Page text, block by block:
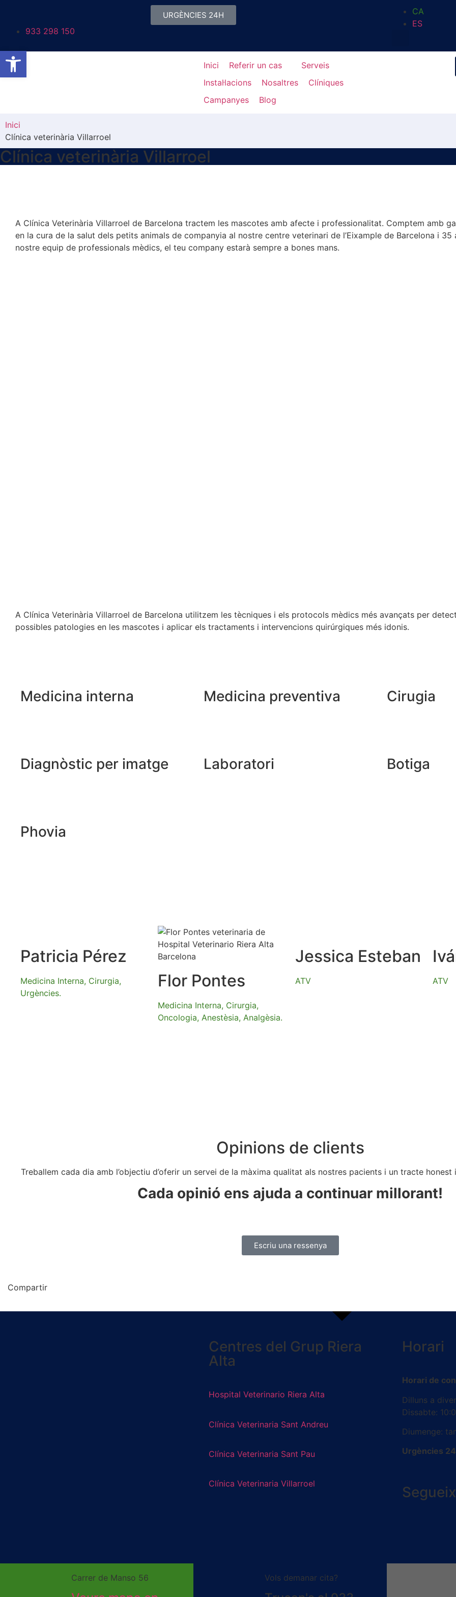
URGÈNCIES 24H
933 298 150
CA
ES
Inici Referir un cas
Serveis
Instal·lacions
Nosaltres
Clíniques
Campanyes
Blog
Inici
Clínica veterinària Villarroel
Clínica veterinària Villarroel
A Clínica Veterinària Villarroel de Barcelona tractem les mascotes amb afecte i professionalitat. Comptem amb
en la cura de la salut dels petits animals de companyia al nostre centre veterinari de l’Eixample de Barcelona i 35
nostre equip de professionals mèdics, el teu company estarà sempre a bones mans.
A Clínica Veterinària Villarroel de Barcelona utilitzem les tècniques i els protocols mèdics més avançats per
possibles patologies en les mascotes i aplicar els tractaments i intervencions quirúrgiques més idonis.
Medicina interna Medicina preventiva Cirugia
Diagnòstic per imatge Laboratori Botiga
Phovia
Patricia Pérez
Medicina Interna, Cirurgia,
Urgències.
Flor Pontes
Medicina Interna, Cirurgia,
Oncologia, Anestèsia, Analgèsia.
Jessica Esteban
ATV ATV
Opinions de clients
Treballem cada dia amb l’objectiu d’oferir un servei de la màxima qualitat als nostres pacients i un tracte
Cada opinió ens ajuda a continuar millorant!
Escriu una ressenya
Compartir
Centres del Grup Riera
Alta
Hospital Veterinario Riera Alta
Clínica Veterinaria Sant Andreu
Clínica Veterinaria Sant Pau
Clínica Veterinaria Villarroel
Horari
Horari de
Dilluns a
Dissabte:
Diumenge:
Urgències
Carrer de Manso 56 Vols demanar cita?
Obre la barra d'eines